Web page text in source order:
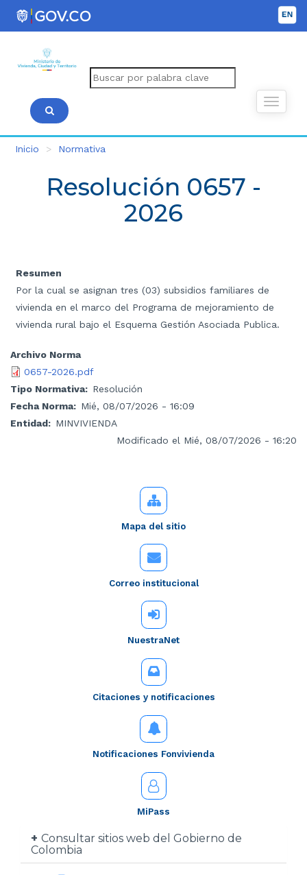
Inicio Normativa
Resolución 0657 -
2026
Resumen
Por la cual se asignan tres (03) subsidios familiares de
vivienda en el marco del Programa de mejoramiento de
vivienda rural bajo el Esquema Gestión Asociada Publica.
Archivo Norma
0657-2026.pdf
Tipo Normativa
Resolución
Fecha Norma
Mié, 08/07/2026 - 16:09
Entidad
MINVIVIENDA
Modificado el Mié, 08/07/2026 - 16:20
Mapa del sitio
Correo institucional
NuestraNet
Citaciones y notificaciones
Notificaciones Fonvivienda
MiPass
Consultar sitios web del Gobierno de
Colombia